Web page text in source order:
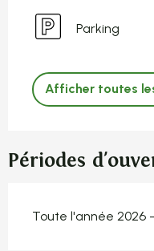
Parking
Afficher toutes
Périodes
Toute l'année 2026